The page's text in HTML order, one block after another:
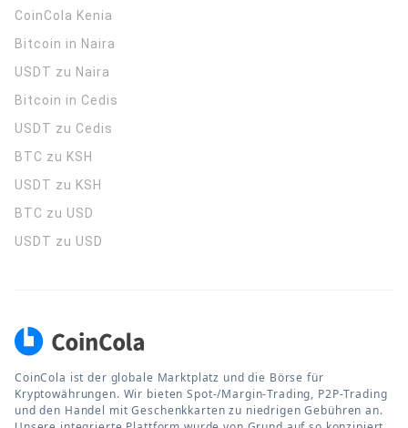
CoinCola Kenia
Bitcoin in Naira
USDT zu Naira
Bitcoin in Cedis
USDT zu Cedis
BTC zu KSH
USDT zu KSH
BTC zu USD
USDT zu USD
CoinCola ist der globale Marktplatz und die Börse für
Kryptowährungen. Wir bieten Spot-/Margin-Trading, P2P-Trading
und den Handel mit Geschenkkarten zu niedrigen Gebühren an.